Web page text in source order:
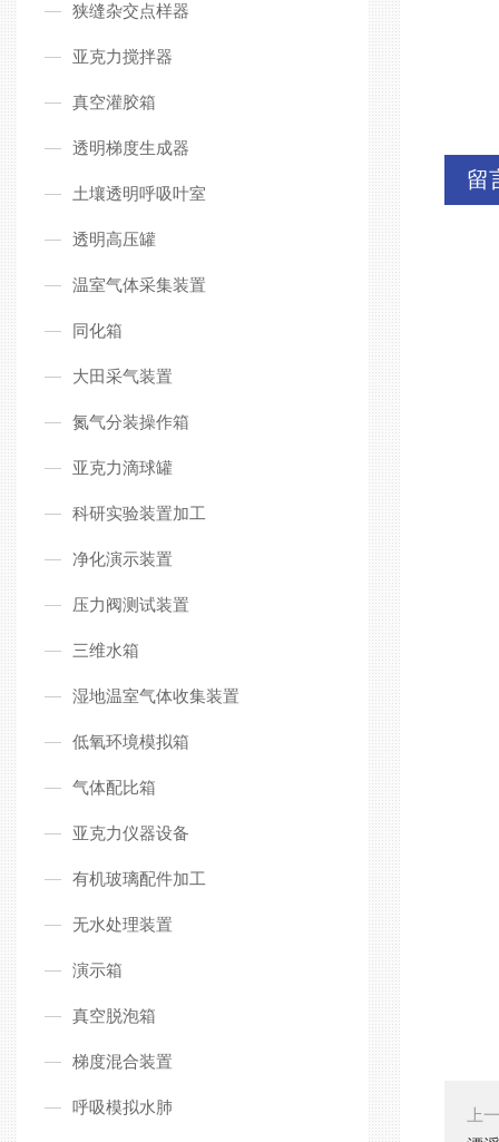
狭缝杂交点样器
亚克力搅拌器
真空灌胶箱
透明梯度生成器
土壤透明呼吸叶室
透明高压罐
温室气体采集装置
同化箱
大田采气装置
氮气分装操作箱
亚克力滴球罐
科研实验装置加工
净化演示装置
压力阀测试装置
三维水箱
湿地温室气体收集装置
低氧环境模拟箱
气体配比箱
亚克力仪器设备
有机玻璃配件加工
无水处理装置
演示箱
真空脱泡箱
梯度混合装置
呼吸模拟水肺
留
上